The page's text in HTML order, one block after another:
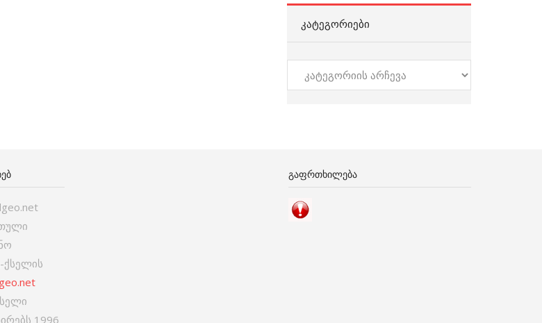
ᲙᲐᲢᲔᲒᲝᲠᲘᲔᲑᲘ
კატეგორიები
ქსელის
1996
ᲒᲐᲤᲠᲗᲮᲘᲚᲔᲑᲐ